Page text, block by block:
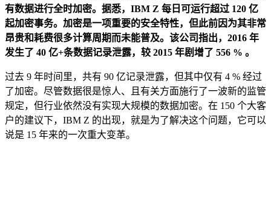
有数据进行全时加密。据悉，IBM Z 每日可运行超过 120 亿
起加密事务。加密是一项重要的安全特性，但此前因为其非常
昂贵和耗费很多计算周期而未能普及。该公司指出，2016 年
发生了 40 亿+条数据记录泄露，较 2015 年剧增了 556 % 。
过去 9 年时间里，共有 90 亿记录泄露，但其中仅有 4 % 经过
了加密。尽管数据很是惊人、且有关方面施行了一波新的监管
规定，但行业依然没有实现大规模的数据加密。在 150 个大客
户的建议下，IBM Z 的出现，就是为了解决这个问题，它可以
说是 15 年来的一次重大变革。